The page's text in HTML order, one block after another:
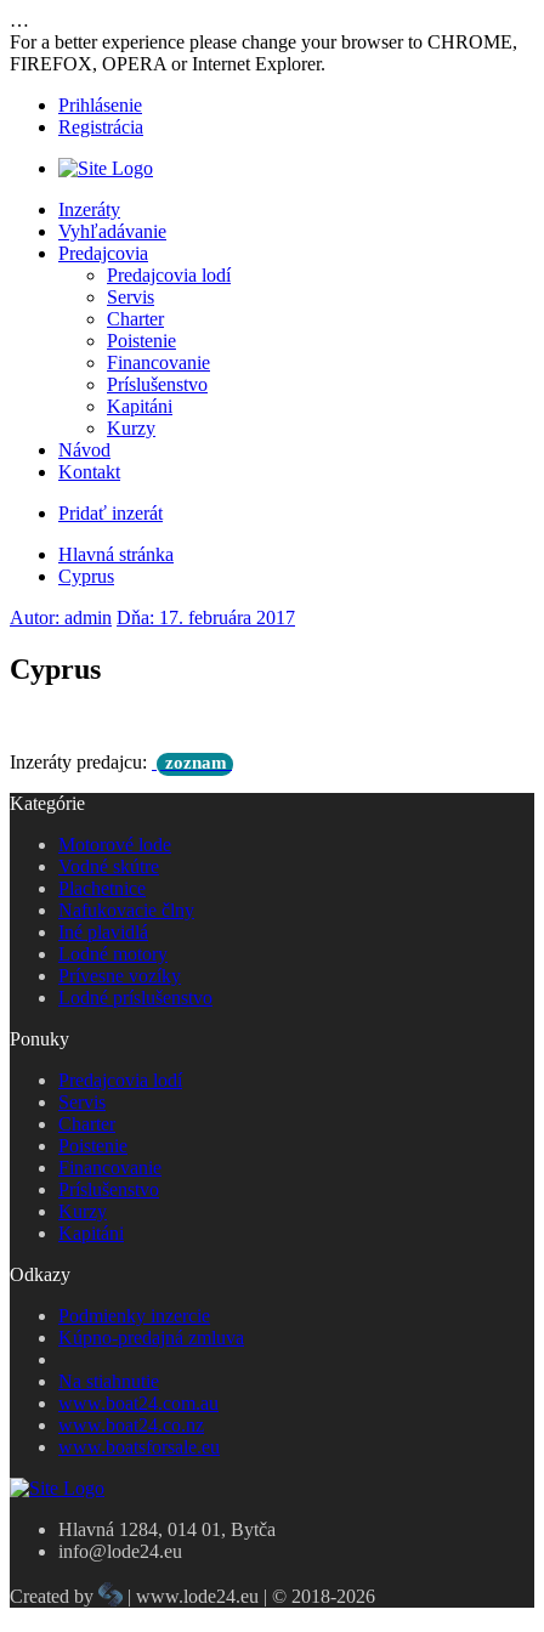
…
For a better experience please change your browser to CHROME,
FIREFOX, OPERA or Internet Explorer.
Prihlásenie
Registrácia
Inzeráty
Vyhľadávanie
Predajcovia
Predajcovia lodí
Servis
Charter
Poistenie
Financovanie
Príslušenstvo
Kapitáni
Kurzy
Návod
Kontakt
Pridať inzerát
Hlavná stránka
Cyprus
Autor: admin Dňa: 17. februára 2017
Cyprus
Inzeráty predajcu: zoznam
Kategórie
Motorové lode
Vodné skútre
Plachetnice
Nafukovacie člny
Iné plavidlá
Lodné motory
Prívesne vozíky
Lodné príslušenstvo
Ponuky
Predajcovia lodí
Servis
Charter
Poistenie
Financovanie
Príslušenstvo
Kurzy
Kapitáni
Odkazy
Podmienky inzercie
Kúpno-predajná zmluva
Na stiahnutie
www.boat24.com.au
www.boat24.co.nz
www.boatsforsale.eu
Hlavná 1284, 014 01, Bytča
info@lode24.eu
Created by | www.lode24.eu | © 2018-2026